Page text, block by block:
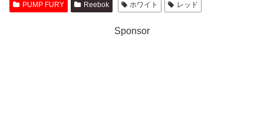
PUMP FURY Reebok ホワイト レッド
Sponsor